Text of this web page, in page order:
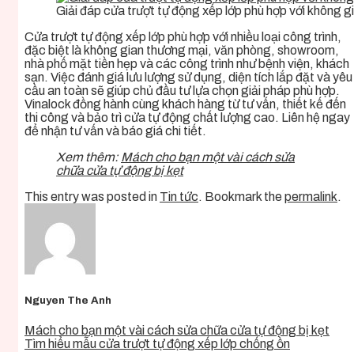
Giải đáp cửa trượt tự động xếp lớp phù hợp với không
Cửa trượt tự động xếp lớp phù hợp với nhiều loại công trình,
đặc biệt là không gian thương mại, văn phòng, showroom,
nhà phố mặt tiền hẹp và các công trình như bệnh viện, khách
sạn. Việc đánh giá lưu lượng sử dụng, diện tích lắp đặt và yêu
cầu an toàn sẽ giúp chủ đầu tư lựa chọn giải pháp phù hợp.
Vinalock đồng hành cùng khách hàng từ tư vấn, thiết kế đến
thi công và bảo trì cửa tự động chất lượng cao. Liên hệ ngay
để nhận tư vấn và báo giá chi tiết.
Xem thêm: Mách cho bạn một vài cách sửa
chữa cửa tự động bị kẹt
This entry was posted in Tin tức. Bookmark thepermalink.
Nguyen The Anh
Mách cho bạn một vài cách sửa chữa cửa tự động bị kẹt
Tìm hiểu mẫu cửa trượt tự động xếp lớp chống ồn